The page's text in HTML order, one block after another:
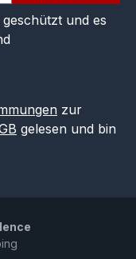
und es
zur
gelesen und bin